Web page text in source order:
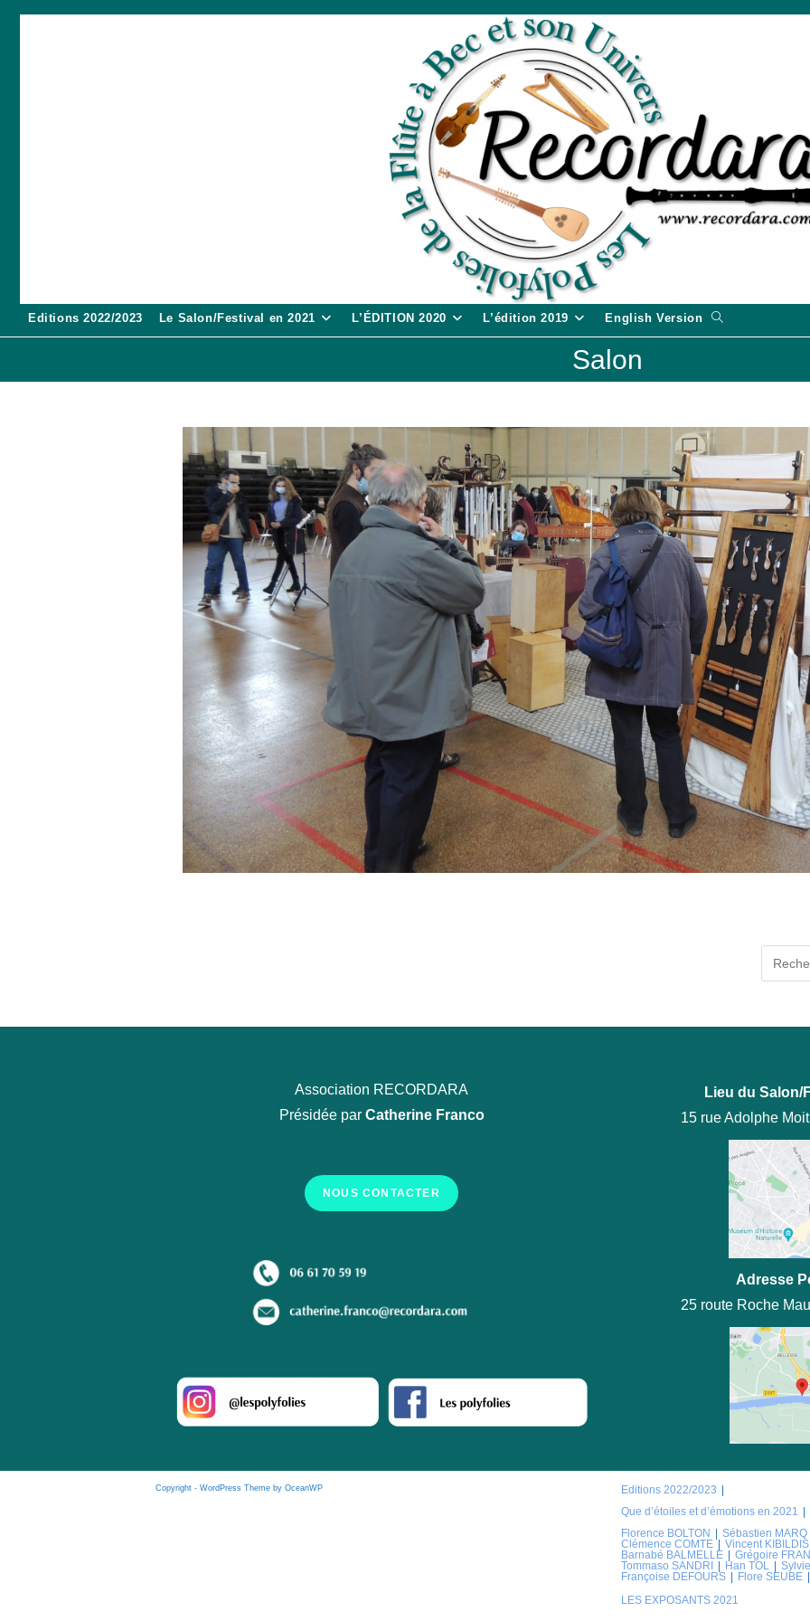
Editions 2022/2023 Le Salon/Festival en 2021 L’ÉDITION 2020 L’édition 2019 English Version
Toggle
Salon
Association RECORDARA
Présidée par Catherine Franco
NOUS CONTACTER
Lieu du Salon/
15 rue Adolphe
Adresse
25 route Roche
Editions 2022/2023
Que d’étoiles et d’émotions en 2021
Florence BOLTON
Sébastien MARQ
Clémence COMTE
Vincent KIBILDIS
Barnabé BALMELLE
Grégoire
Tommaso SANDRI
Han TOL
Françoise DEFOURS
Flore SEUBE
LES EXPOSANTS 2021
Copyright - WordPress Theme by OceanWP